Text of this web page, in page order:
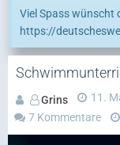
Viel Spass wünscht
https://
Grins 11.
7 Kommentare